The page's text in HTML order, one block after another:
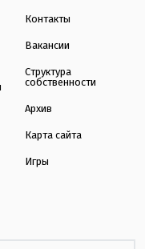
Контакты
Вакансии
Структура
собственности
Архив
Карта сайта
Игры